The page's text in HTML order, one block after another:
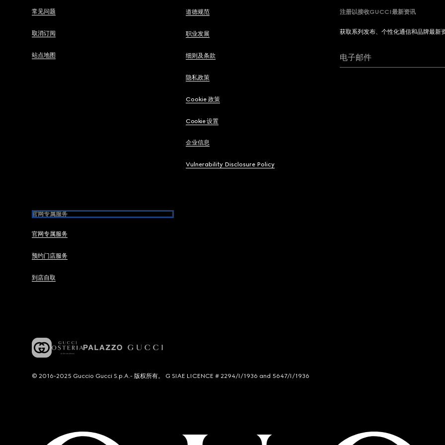
常见问题
取消订阅
站点地图
道德规范
职业发展
细则及条款
隐私政策
Cookie 政策
Cookie 设置
企业信息
Vulnerability Disclosure Policy
官网专属服务
官网专属服务
预约门店服务
到店自取
注册以接收GUCCI最新资讯
获取系列发布、个性化通信和品牌最新
电子邮件
© 2016-2025 Guccio Gucci S.p.A.- 版权所有。 G SIAE LICENCE # 2294/I/1936 and 5647/I/1936